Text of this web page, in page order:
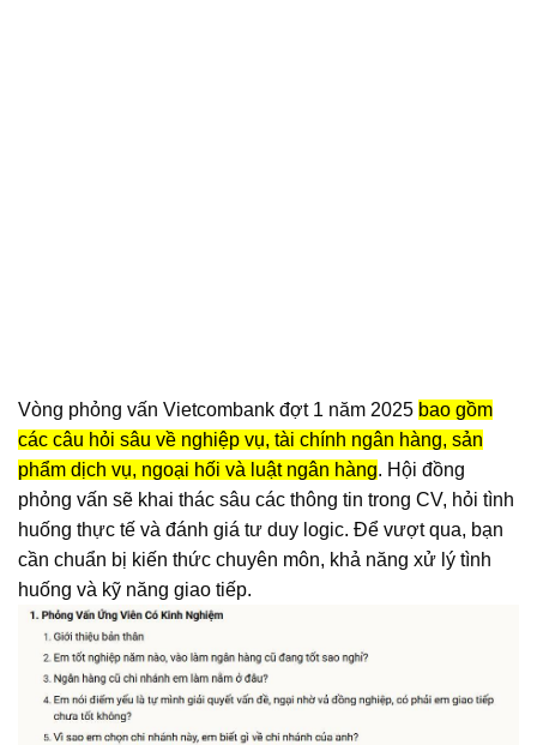
Vòng phỏng vấn Vietcombank đợt 1 năm 2025 bao gồm
các câu hỏi sâu về nghiệp vụ, tài chính ngân hàng, sản
phẩm dịch vụ, ngoại hối và luật ngân hàng. Hội đồng
phỏng vấn sẽ khai thác sâu các thông tin trong CV, hỏi tình
huống thực tế và đánh giá tư duy logic. Để vượt qua, bạn
cần chuẩn bị kiến thức chuyên môn, khả năng xử lý tình
huống và kỹ năng giao tiếp.